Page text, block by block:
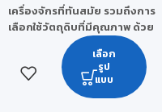
เครื่องจักรที่ทันสมัย รวมถึงการ
เลือกใช้วัตถุดิบที่มีคุณภาพ ด้วย
ส่วนผสมของแร่เพอร์ไลท์
(Perlite) ที่มีคุณสมบัติเด่นในเรื่อง
ของการดูดซับความชื้น มีความ
ยืดหยุ่นได้ดี เป็นวัสดุทนไฟ และยัง
เลือก
รูป
แบบ